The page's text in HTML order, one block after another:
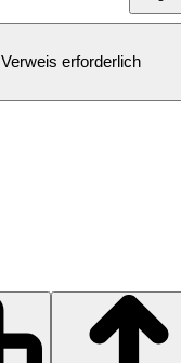
Verweis erforderlich